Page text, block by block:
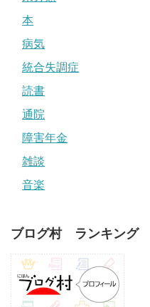
本
病気
統合失調症
読書
通院
障害年金
雑談
音楽
ブログ村 ランキング